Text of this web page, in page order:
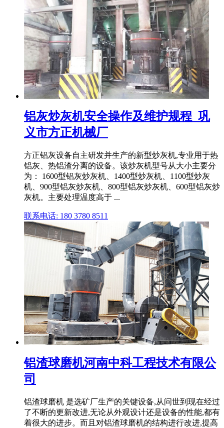
铝灰炒灰机安全操作及维护规程_巩
义市方正机械厂
方正铝灰设备自主研发并生产的新型炒灰机,专业用于热
铝灰、热铝渣分离的设备。该炒灰机型号从大小主要分
为： 1600型铝灰炒灰机、1400型炒灰机、1100型炒灰
机、900型铝灰炒灰机、800型铝灰炒灰机、600型铝灰炒
灰机。主要处理温度高于 ...
联系电话: 180 3780 8511
铝渣球磨机河南中科工程技术有限公
司
铝渣球磨机 是选矿厂生产的关键设备,从问世到现在经过
了不断的更新改进,无论从外观设计还是设备的性能,都有
着很大的进步。而且对铝渣球磨机的结构进行改进,提高